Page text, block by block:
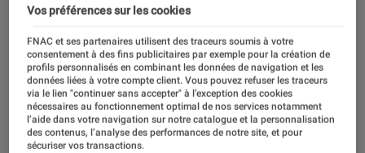
Vos préférences sur les cookies
FNAC et ses partenaires utilisent des traceurs soumis à votre
consentement à des fins publicitaires par exemple pour la création de
profils personnalisés en combinant les données de navigation et les
données liées à votre compte client. Vous pouvez refuser les traceurs
via le lien "continuer sans accepter" à l’exception des cookies
nécessaires au fonctionnement optimal de nos services notamment
l’aide dans votre navigation sur notre catalogue et la personnalisation
des contenus, l’analyse des performances de notre site, et pour
sécuriser vos transactions.